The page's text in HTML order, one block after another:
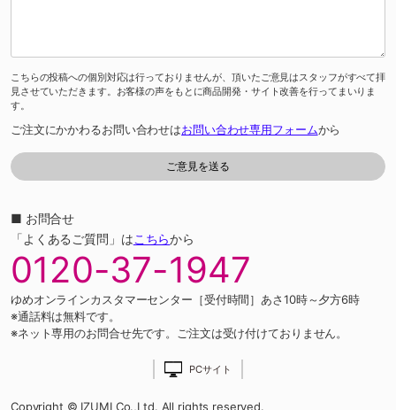
こちらの投稿への個別対応は行っておりませんが、頂いたご意見はスタッフがすべて拝
見させていただきます。お客様の声をもとに商品開発・サイト改善を行ってまいりま
す。
ご注文にかかわるお問い合わせはお問い合わせ専用フォームから
■ お問合せ
「よくあるご質問」はこちらから
0120-37-1947
ゆめオンラインカスタマーセンター［受付時間］あさ10時～夕方6時
※通話料は無料です。
※ネット専用のお問合せ先です。ご注文は受け付けておりません。
PCサイト
Copyright © IZUMI Co.,Ltd. All rights reserved.